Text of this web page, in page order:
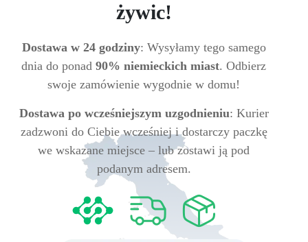
żywic!
Dostawa w 24 godziny: Wysyłamy tego samego
dnia do ponad 90% niemieckich miast. Odbierz
swoje zamówienie wygodnie w domu!
Dostawa po wcześniejszym uzgodnieniu: Kurier
zadzwoni do Ciebie wcześniej i dostarczy paczkę
we wskazane miejsce – lub zostawi ją pod
podanym adresem.